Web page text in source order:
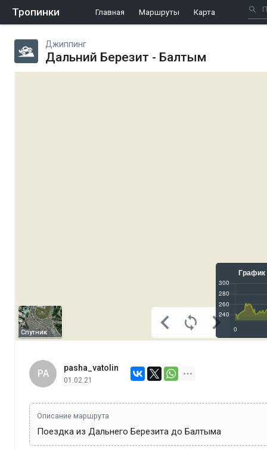
Тропинки Главная Маршруты Карта
Джиппинг
Дальний Березит - Балтым
Спутник
PA
pasha_vatolin
01.02.21
Описание маршрута
Поездка из Дальнего Березита до Балтыма